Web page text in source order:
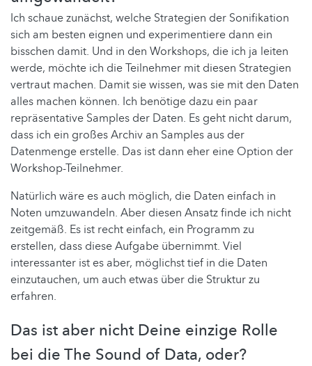
Ich schaue zunächst, welche Strategien der Sonifikation
sich am besten eignen und experimentiere dann ein
bisschen damit. Und in den Workshops, die ich ja leiten
werde, möchte ich die Teilnehmer mit diesen Strategien
vertraut machen. Damit sie wissen, was sie mit den Daten
alles machen können. Ich benötige dazu ein paar
repräsentative Samples der Daten. Es geht nicht darum,
dass ich ein großes Archiv an Samples aus der
Datenmenge erstelle. Das ist dann eher eine Option der
Workshop-Teilnehmer.
Natürlich wäre es auch möglich, die Daten einfach in
Noten umzuwandeln. Aber diesen Ansatz finde ich nicht
zeitgemäß. Es ist recht einfach, ein Programm zu
erstellen, dass diese Aufgabe übernimmt. Viel
interessanter ist es aber, möglichst tief in die Daten
einzutauchen, um auch etwas über die Struktur zu
erfahren.
Das ist aber nicht Deine einzige Rolle
bei die The Sound of Data, oder?